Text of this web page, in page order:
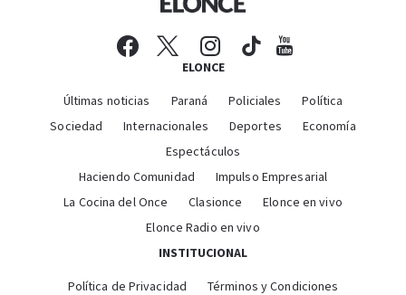
ELONCE
Últimas noticias Paraná Policiales
Política
Sociedad
Internacionales Deportes
Economía
Espectáculos
Haciendo Comunidad
Impulso Empresarial
La Cocina del Once
Clasionce
Elonce en vivo
Elonce Radio en vivo
INSTITUCIONAL
Política de Privacidad Términos y Condiciones